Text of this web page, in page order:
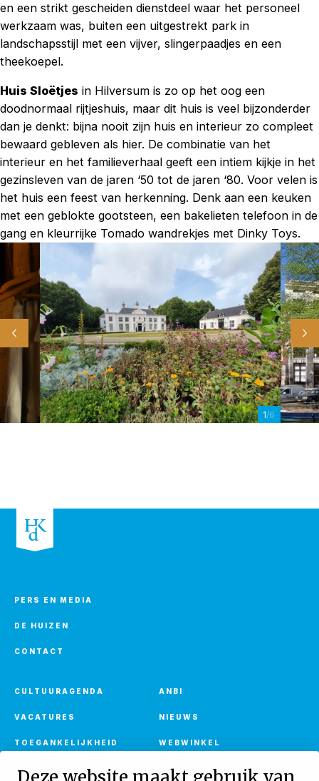
en een strikt gescheiden dienstdeel waar het personeel
werkzaam was, buiten een uitgestrekt park in
landschapsstijl met een vijver, slingerpaadjes en een
theekoepel.
Huis Sloëtjes in Hilversum is zo op het oog een
doodnormaal rijtjeshuis, maar dit huis is veel bijzonderder
dan je denkt: bijna nooit zijn huis en interieur zo compleet
bewaard gebleven als hier. De combinatie van het
interieur en het familieverhaal geeft een intiem kijkje in het
gezinsleven van de jaren ‘50 tot de jaren ‘80. Voor velen is
het huis een feest van herkenning. Denk aan een keuken
met een geblokte gootsteen, een bakelieten telefoon in de
gang en kleurrijke Tomado wandrekjes met Dinky Toys.
1/6
PERS EN MEDIA
DE HUIZEN
CONTACT
CULTUURAGENDA
VACATURES
TOEGANKELIJKHEID
ANBI
NIEUWS
WEBWINKEL